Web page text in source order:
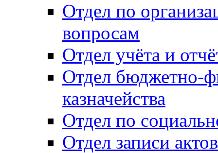
Отдел по
вопросам
Отдел учёта и
Отдел бюджетно-
казначейства
Отдел по
Отдел записи